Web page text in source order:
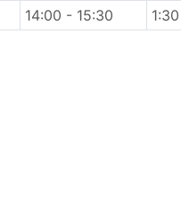
14:00 - 15:30 1:30